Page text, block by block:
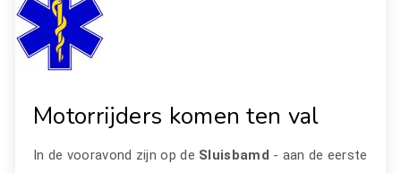
Motorrijders komen ten val
In de vooravond zijn op de Sluisbamd - aan de eerste